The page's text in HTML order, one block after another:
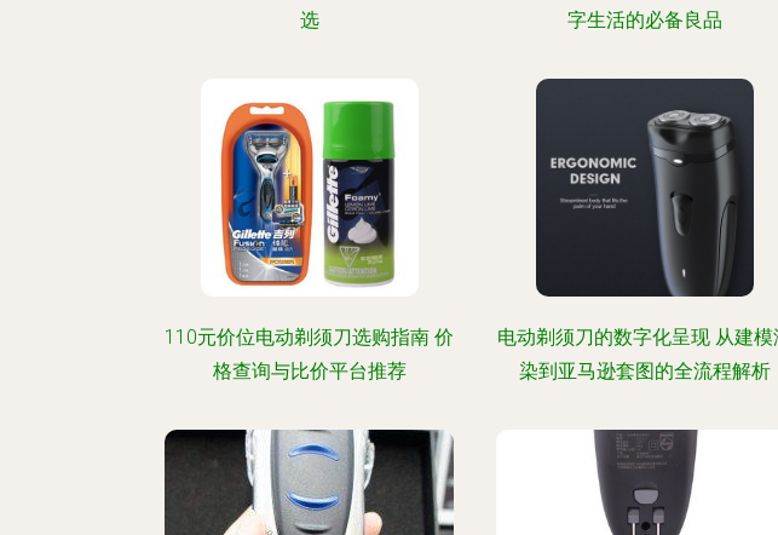
选
字生活的必备良品
110元价位电动剃须刀选购指南 价
格查询与比价平台推荐
电动剃须刀的数字化呈现 从建模
染到亚马逊套图的全流程解析